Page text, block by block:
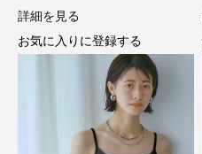
詳細を見る
お気に入りに登録する